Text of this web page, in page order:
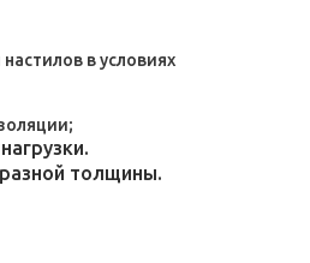
в условиях
толщины.